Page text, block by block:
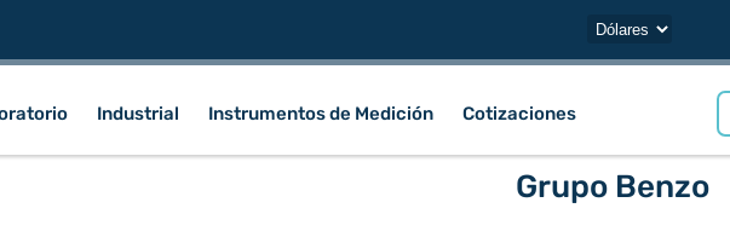
Industrial Instrumentos de Medición Cotizaciones
Grupo Benzo